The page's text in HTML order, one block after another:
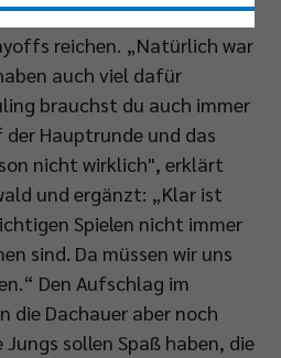
von 1995 und 1996 also
reichen. „Natürlich war
auch viel dafür
brauchst du auch immer
Hauptrunde und das
nicht wirklich", erklärt
und ergänzt: „Klar ist
Spielen nicht immer
sind. Da müssen wir uns
Den Aufschlag im
die Dachauer aber noch
sollen Spaß haben, die
Cookies akzeptieren
|Datenschutzerklärung